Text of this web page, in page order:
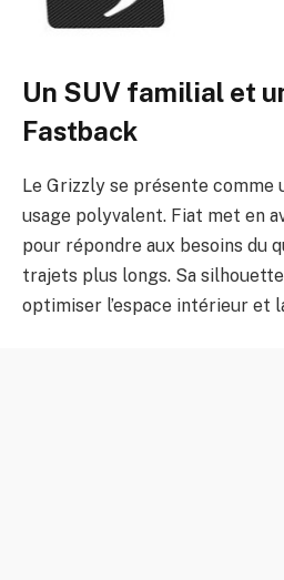
Un SUV familial et
Fastback
Le Grizzly se présente comme
usage polyvalent. Fiat met en
pour répondre aux besoins du
trajets plus longs. Sa
optimiser l’espace intérieur et